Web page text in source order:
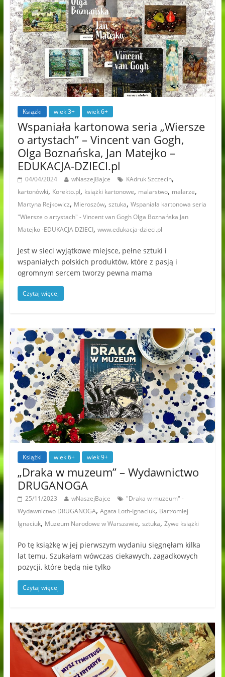
Książki wiek 3+ wiek 6+
Wspaniała kartonowa seria „Wiersze
o artystach” – Vincent van Gogh,
Olga Boznańska, Jan Matejko –
EDUKACJA-DZIECI.pl
04/04/2024 wNaszejBajce KAdruk Szczecin,
kartonówki, Korekto.pl, książki kartonowe, malarstwo, malarze,
Martyna Rejkowicz, Mieroszów, sztuka, Wspaniała kartonowa seria
"Wiersze o artystach" - Vincent van Gogh Olga Boznańska Jan
Matejko -EDUKACJA DZIECI, www.edukacja-dzieci.pl
Jest w sieci wyjątkowe miejsce, pełne sztuki i
wspaniałych polskich produktów, które z pasją i
ogromnym sercem tworzy pewna mama
Czytaj więcej
Książki wiek 6+ wiek 9+
„Draka w muzeum” – Wydawnictwo
DRUGANOGA
25/11/2023 wNaszejBajce
"Draka w muzeum" -
Wydawnictwo DRUGANOGA, Agata Loth-Ignaciuk, Bartłomiej
Ignaciuk, Muzeum Narodowe w Warszawie, sztuka, Żywe książki
Po tę książkę w jej pierwszym wydaniu sięgnęłam kilka
lat temu. Szukałam wówczas ciekawych, zagadkowych
pozycji, które będą nie tylko
Czytaj więcej